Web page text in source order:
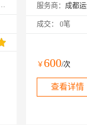
服务商：
成交： 0笔
￥600/次
查看详情